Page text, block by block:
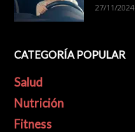
27/11/2024
CATEGORÍA POPULAR
Salud
Nutrición
Fitness